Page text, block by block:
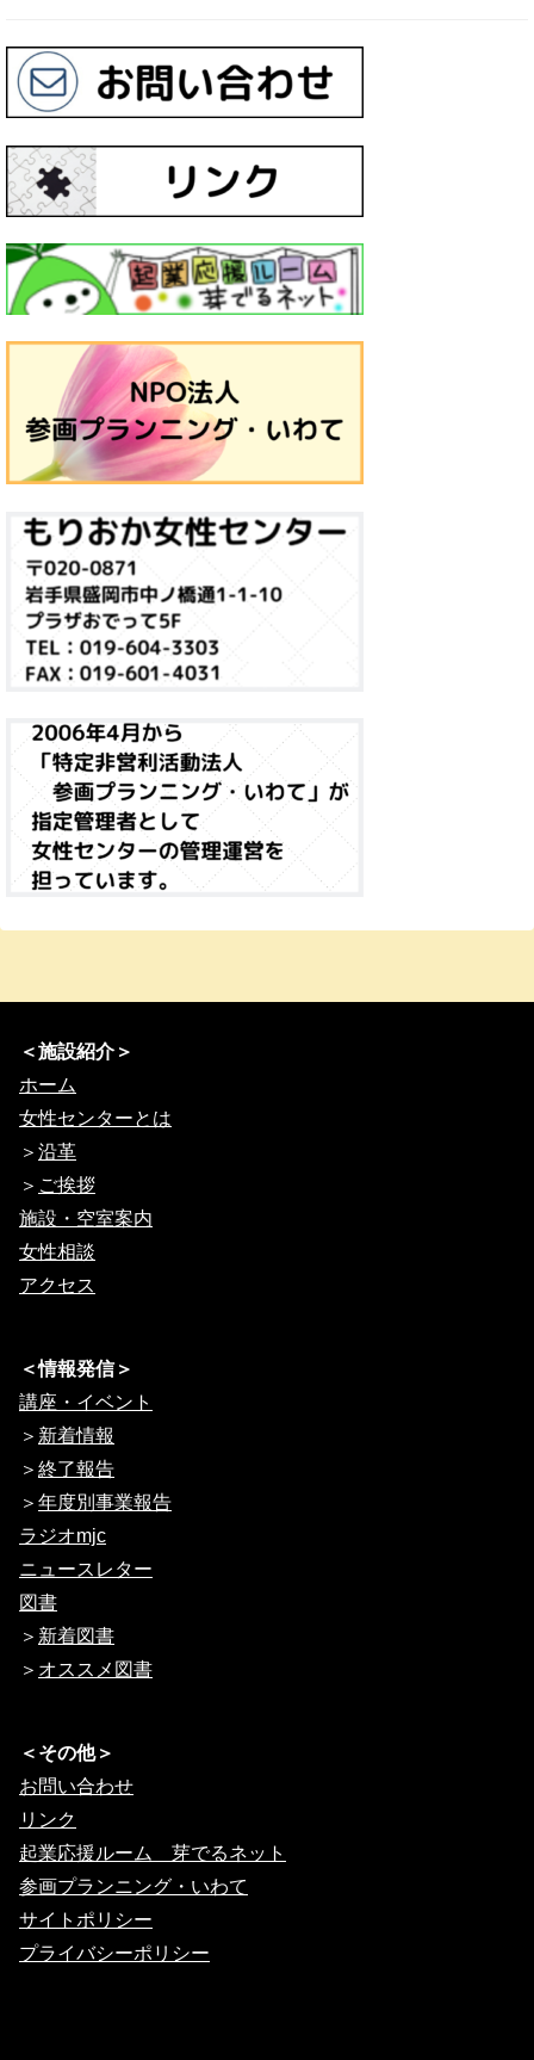
＜施設紹介＞
ホーム
女性センターとは
＞ 沿革
＞ ご挨拶
施設・空室案内
女性相談
アクセス
＜情報発信＞
講座・イベント
＞ 新着情報
＞ 終了報告
＞ 年度別事業報告
ラジオmjc
ニュースレター
図書
＞ 新着図書
＞ オススメ図書
＜その他＞
お問い合わせ
リンク
起業応援ルーム 芽でるネット
参画プランニング・いわて
サイトポリシー
プライバシーポリシー